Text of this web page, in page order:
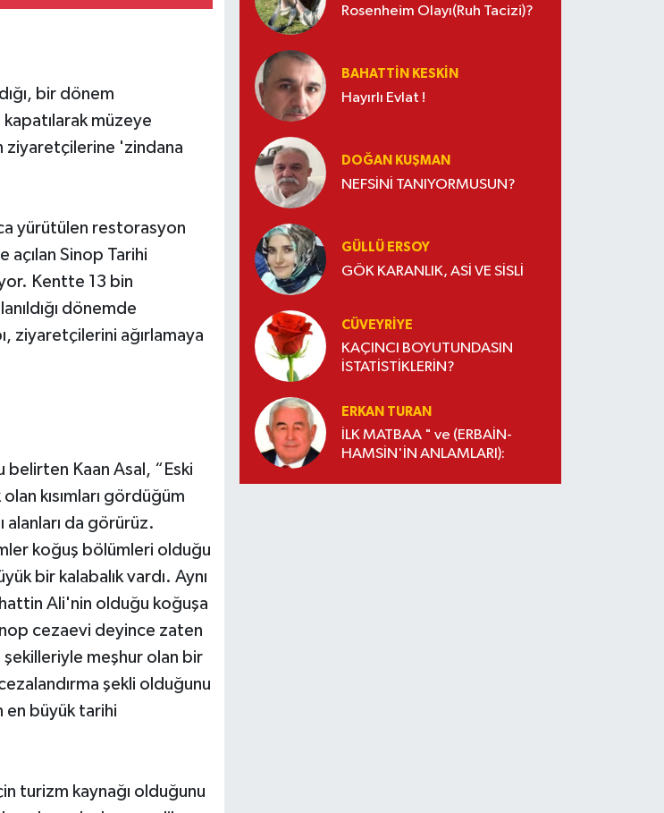
bir dönem
kapatılarak müzeye
ziyaretçilerine 'zindana
yürütülen restorasyon
açılan Sinop Tarihi
Kentte 13 bin
dönemde
ziyaretçilerini ağırlamaya
Kaan Asal, “Eski
kısımları gördüğüm
alanları da görürüz.
koğuş bölümleri olduğu
bir kalabalık vardı. Aynı
Ali'nin olduğu koğuşa
cezaevi deyince zaten
şekilleriyle meşhur olan bir
şekli olduğunu
en büyük tarihi
turizm kaynağı olduğunu
Rosenheim Olayı(Ruh Tacizi)?
BAHATTIN KESKİN
Hayırlı Evlat !
DOĞAN KUŞMAN
NEFSİNİ TANIYORMUSUN?
GÜLLÜ ERSOY
GÖK KARANLIK, ASİ VE SİSLİ
CÜVEYRIYE
KAÇINCI BOYUTUNDASIN
İSTATİSTİKLERİN?
ERKAN TURAN
İLK MATBAA " ve (ERBAİN-
HAMSİN'İN ANLAMLARI):